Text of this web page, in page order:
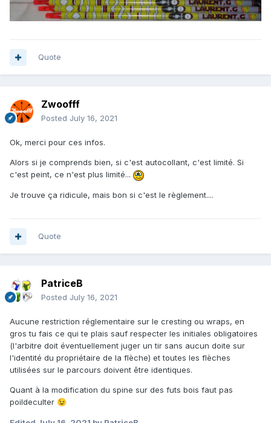
Quote
Zwoofff
Posted July 16, 2021
Ok, merci pour ces infos.
Alors si je comprends bien, si c'est autocollant, c'est limité. Si
c'est peint, ce n'est plus limité...
Je trouve ça ridicule, mais bon si c'est le règlement....
Quote
PatriceB
Posted July 16, 2021
Aucune restriction réglementaire sur le cresting ou wraps, en
gros tu fais ce qui te plais sauf respecter les initiales obligatoires
(l'arbitre doit éventuellement juger un tir sans aucun doite sur
l'identité du propriétaire de la flèche) et toutes les flèches
utilisées sur le parcours doivent être identiques.
Quant à la modification du spine sur des futs bois faut pas
poildeculter 😉